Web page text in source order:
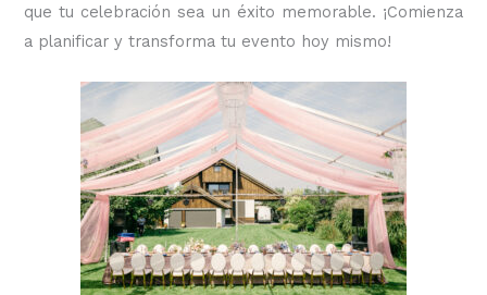
que tu celebración sea un éxito memorable. ¡Comienza
a planificar y transforma tu evento hoy mismo!